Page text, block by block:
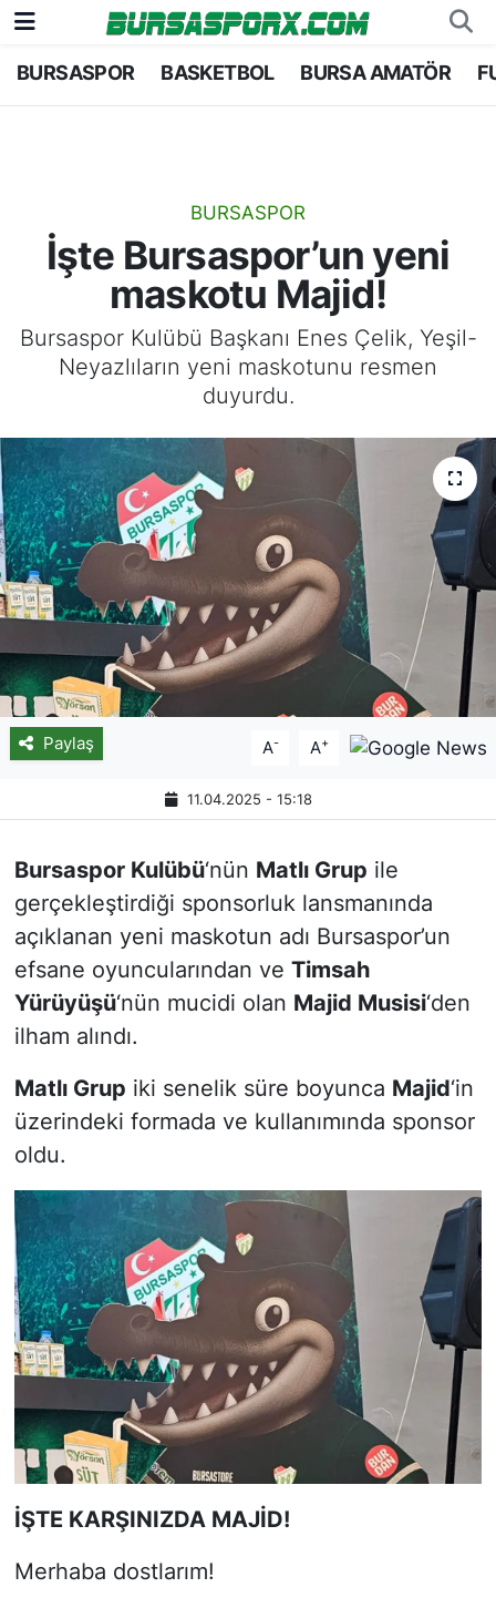
BURSASPOR BASKETBOL BURSA AMATÖR
BURSASPOR
İşte Bursaspor’un yeni
maskotu Majid!
Bursaspor Kulübü Başkanı Enes Çelik, Yeşil-
Neyazlıların yeni maskotunu resmen
duyurdu.
Paylaş A- A+
11.04.2025 - 15:18
Bursaspor Kulübü‘nün Matlı Grup ile
gerçekleştirdiği sponsorluk lansmanında
açıklanan yeni maskotun adı Bursaspor’un
efsane oyuncularından ve Timsah
Yürüyüşü‘nün mucidi olan Majid Musisi‘den
ilham alındı.
Matlı Grup iki senelik süre boyunca Majid‘in
üzerindeki formada ve kullanımında sponsor
oldu.
İŞTE KARŞINIZDA MAJİD!
Merhaba dostlarım!
Bursaspor
Bursa Amatör
Hentbol
Voleybol
Bursa Nöbetçi Eczaneler
Bursa Trafik Yoğunluk Haritası
TFF 1.Lig Puan Durumu ve Fikstür
Tüm Manşetler
Haber Arşivi